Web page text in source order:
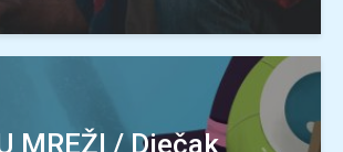
MREŽI / Dječak